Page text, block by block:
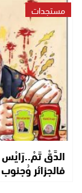
مستجدات
الدَّقْ تَمْ..رَايْس
فالجزائر